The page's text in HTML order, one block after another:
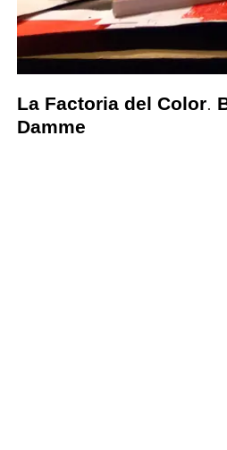
La Factoria del Color.
Damme